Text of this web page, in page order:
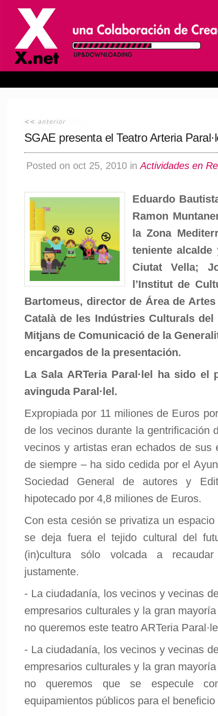
SGAE presenta el Teatro Arteria
Posted on oct 25, 2010 inActividades en
Eduardo
Ramon
la Zona
teniente
Ciutat Vella;
l’Institut de
Bartomeus, director de Área de
Català de les Indústries Culturals
Mitjans de Comunicació de la
encargados de la presentación.
La Sala ARTeria Paral·lel ha sido
avinguda Paral·lel.
Expropiada por 11 miliones de Euros
de los vecinos durante la gentrificación
vecinos y artistas eran echados de sus
de siempre – ha sido cedida por el
Sociedad General de autores y
hipotecado por 4,8 miliones de Euros.
Con esta cesión se privatiza un
se deja fuera el tejido cultural del
(in)cultura sólo volcada a
justamente.
- La ciudadanía, los vecinos y vecinas
empresarios culturales y la gran
no queremos este teatro ARTeria
- La ciudadanía, los vecinos y vecinas
empresarios culturales y la gran
no queremos que se especule
equipamientos públicos para el